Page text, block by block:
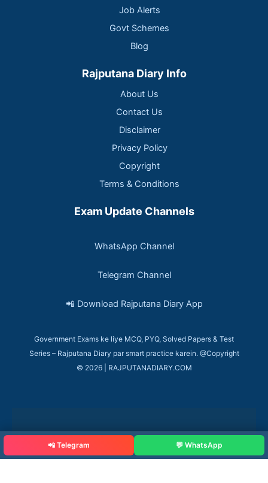
Job Alerts
Govt Schemes
Blog
Rajputana Diary Info
About Us
Contact Us
Disclaimer
Privacy Policy
Copyright
Terms & Conditions
Exam Update Channels
WhatsApp Channel
Telegram Channel
📲 Download Rajputana Diary App
Government Exams ke liye MCQ, PYQ, Solved Papers & Test
Series – Rajputana Diary par smart practice karein. @Copyright
© 2026 | RAJPUTANADIARY.COM
📲 Telegram 💬 WhatsApp